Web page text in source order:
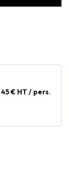
45 € HT / pers.